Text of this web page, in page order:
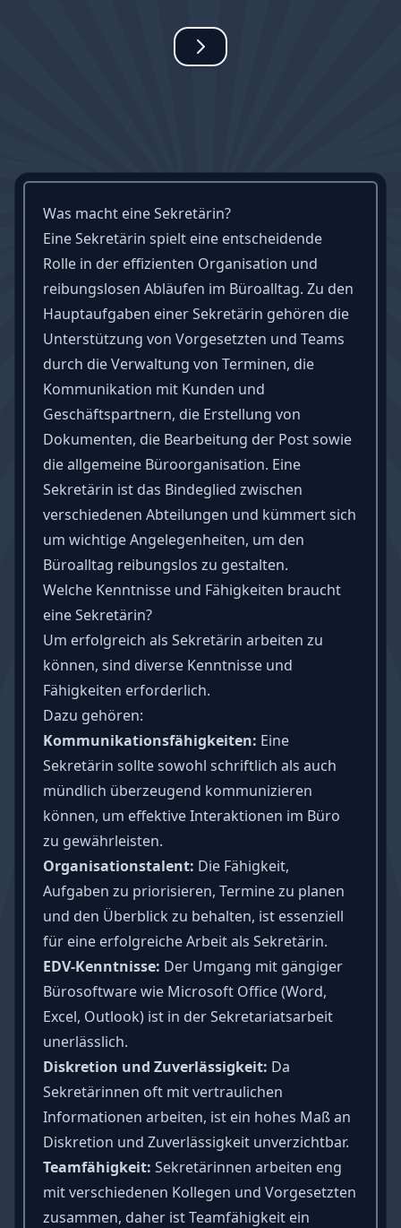
Was macht eine Sekretärin?
Eine Sekretärin spielt eine entscheidende
Rolle in der effizienten Organisation und
reibungslosen Abläufen im Büroalltag. Zu den
Hauptaufgaben einer Sekretärin gehören die
Unterstützung von Vorgesetzten und Teams
durch die Verwaltung von Terminen, die
Kommunikation mit Kunden und
Geschäftspartnern, die Erstellung von
Dokumenten, die Bearbeitung der Post sowie
die allgemeine Büroorganisation. Eine
Sekretärin ist das Bindeglied zwischen
verschiedenen Abteilungen und kümmert sich
um wichtige Angelegenheiten, um den
Büroalltag reibungslos zu gestalten.
Welche Kenntnisse und Fähigkeiten braucht
eine Sekretärin?
Um erfolgreich als Sekretärin arbeiten zu
können, sind diverse Kenntnisse und
Fähigkeiten erforderlich.
Dazu gehören:
Kommunikationsfähigkeiten: Eine
Sekretärin sollte sowohl schriftlich als auch
mündlich überzeugend kommunizieren
können, um effektive Interaktionen im Büro
zu gewährleisten.
Organisationstalent: Die Fähigkeit,
Aufgaben zu priorisieren, Termine zu planen
und den Überblick zu behalten, ist essenziell
für eine erfolgreiche Arbeit als Sekretärin.
EDV-Kenntnisse: Der Umgang mit gängiger
Bürosoftware wie Microsoft Office (Word,
Excel, Outlook) ist in der Sekretariatsarbeit
unerlässlich.
Diskretion und Zuverlässigkeit: Da
Sekretärinnen oft mit vertraulichen
Informationen arbeiten, ist ein hohes Maß an
Diskretion und Zuverlässigkeit unverzichtbar.
Teamfähigkeit: Sekretärinnen arbeiten eng
mit verschiedenen Kollegen und Vorgesetzten
zusammen, daher ist Teamfähigkeit ein